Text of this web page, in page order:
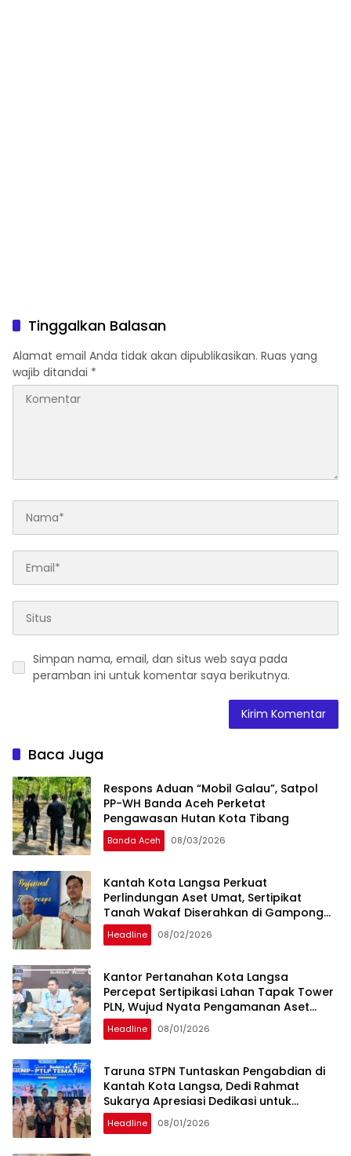
Tinggalkan Balasan
Alamat email Anda tidak akan dipublikasikan. Ruas yang
wajib ditandai *
Simpan nama, email, dan situs web saya pada
peramban ini untuk komentar saya berikutnya.
Baca Juga
Respons Aduan “Mobil Galau”, Satpol
PP-WH Banda Aceh Perketat
Pengawasan Hutan Kota Tibang
Banda Aceh 08/03/2026
Kantah Kota Langsa Perkuat
Perlindungan Aset Umat, Sertipikat
Tanah Wakaf Diserahkan di Gampong
Karang Anyar
Headline 08/02/2026
Kantor Pertanahan Kota Langsa
Percepat Sertipikasi Lahan Tapak Tower
PLN, Wujud Nyata Pengamanan Aset
Strategis Negara
Headline 08/01/2026
Taruna STPN Tuntaskan Pengabdian di
Kantah Kota Langsa, Dedi Rahmat
Sukarya Apresiasi Dedikasi untuk
Pelayanan Pertanahan
Headline 08/01/2026